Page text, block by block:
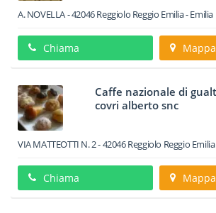
A. NOVELLA-42046Reggiolo Reggio Emilia -
Chiama Mappa
Caffe nazionale di
covri alberto snc
VIA MATTEOTTI N. 2-42046Reggiolo Reggio
Chiama Mappa